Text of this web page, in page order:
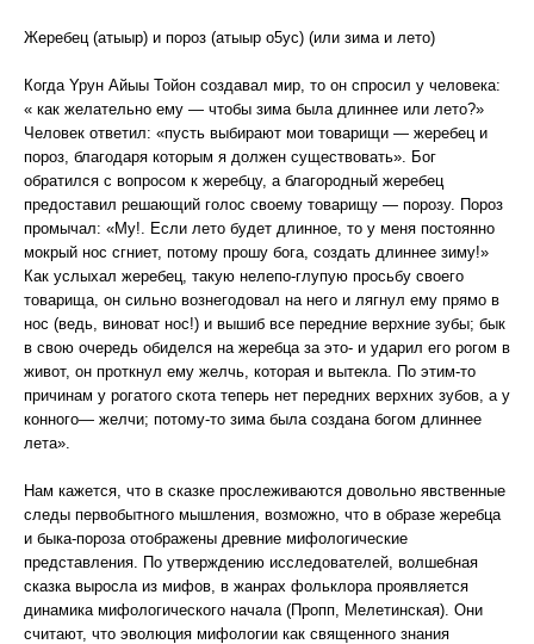
Жеребец (атыыр) и пороз (атыыр о5ус) (или зима и лето)
Когда Ypyн Айыы Тойон создавал мир, то он спросил у человека:
« как желательно ему — чтобы зима была длиннее или лето?»
Человек ответил: «пусть выбирают мои товарищи — жеребец и
пороз, благодаря которым я должен существовать». Бог
обратился с вопросом к жеребцу, а благородный жеребец
предоставил решающий голос своему товарищу — порозу. Пороз
промычал: «My!. Если лето будет длинное, то у меня постоянно
мокрый нос сгниет, потому прошу бога, создать длиннее зиму!»
Как услыхал жеребец, такую нелепо-глупую просьбу своего
товарища, он сильно вознегодовал на него и лягнул ему прямо в
нос (ведь, виноват нос!) и вышиб все передние верхние зубы; бык
в свою очередь обиделся на жеребца за это- и ударил его рогом в
живот, он проткнул ему желчь, которая и вытекла. По этим-то
причинам у рогатого скота теперь нет передних верхних зубов, а у
конного— желчи; потому-то зима была создана богом длиннее
лета».
Нам кажется, что в сказке прослеживаются довольно явственные
следы первобытного мышления, возможно, что в образе жеребца
и быка-пороза отображены древние мифологические
представления. По утверждению исследователей, волшебная
сказка выросла из мифов, в жанрах фольклора проявляется
динамика мифологического начала (Пропп, Мелетинская). Они
считают, что эволюция мифологии как священного знания